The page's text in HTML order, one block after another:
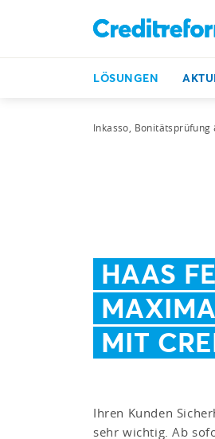
LÖSUNGEN
Inkasso, Bonitätsprüfung
HAAS
MIT
Ihren Kunden
sehr wichtig. Ab